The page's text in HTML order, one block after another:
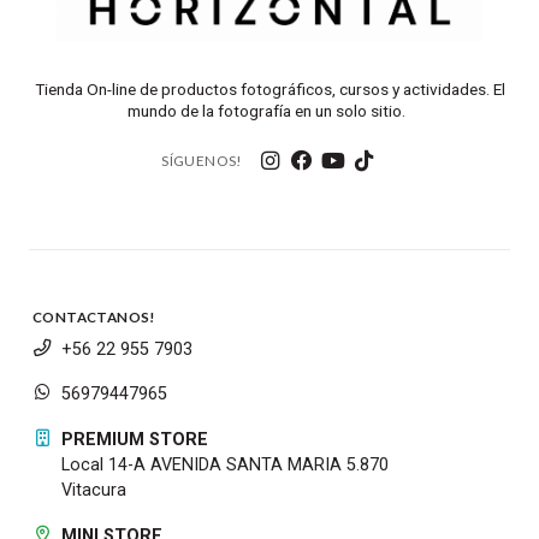
independientemente del modelo, el usuario
cómoda.
9525B003
9526B003
lente objetivo
Campo de
visión real
corrección del ±1.0°
Tienda On-line de productos fotográficos, cursos y actividades. El
mundo de la fotografía en un solo sitio.
SÍGUENOS!
CONTACTANOS!
+56 22 955 7903
56979447965
PREMIUM STORE
Local 14-A AVENIDA SANTA MARIA 5.870
Vitacura